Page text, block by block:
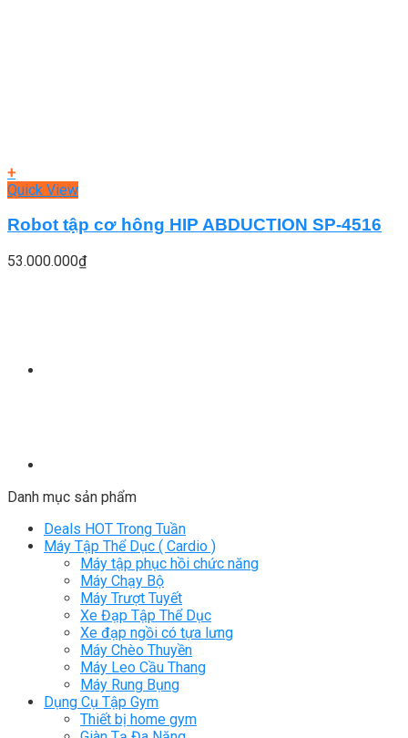
+
Quick View
Robot tập cơ hông HIP ABDUCTION SP-4516
53.000.000₫
Danh mục sản phẩm
Deals HOT Trong Tuần
Máy Tập Thể Dục ( Cardio )
Máy tập phục hồi chức năng
Máy Chạy Bộ
Máy Trượt Tuyết
Xe Đạp Tập Thể Dục
Xe đạp ngồi có tựa lưng
Máy Chèo Thuyền
Máy Leo Cầu Thang
Máy Rung Bụng
Dụng Cụ Tập Gym
Thiết bị home gym